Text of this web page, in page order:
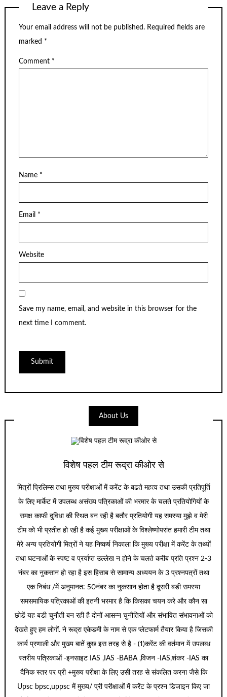
Leave a Reply
Your email address will not be published. Required fields are
marked *
Comment *
Name *
Email *
Website
Save my name, email, and website in this browser for the
next time I comment.
About Us
विशेष पहल टीम रूद्रा कीओर से
मित्रों प्रिलिम्स तथा मुख्य परीक्षाओं में करेंट के बढते महत्व तथा उसकी प्रतिपूर्ति
के लिए मार्केट में उपलब्ध असंख्य पत्रिकाओं की भरमार के चलते प्रतियोगियों के
समक्ष काफी दुविधा की स्थित बन रही है बतौर प्रतियोगी यह समस्या मुझे व मेरी
टीम को भी प्रतीत हो रही है कई मुख्य परीक्षाओं के विश्लेष्णोपरांत हमारी टीम तथा
मेरे अन्य प्रतियोगी मित्रों ने यह निष्कर्ष निकाला कि मुख्य परीक्षा में करेंट के तथ्यों
तथा घटनाओं के स्पष्ट व प्रर्याप्त उल्लेख न होने के चलते करीब प्रति प्रश्न 2-3
नंबर का नुकसान हो रहा है इस हिसाब से सामान्य अध्ययन के 3 प्रश्नपत्रों तथा
एक निबंध /में अनुमानत: 50नंबर का नुकसान होता है दूसरी बडी समस्या
समसमायिक पत्रिकाओं की इतनी भरमार है कि किसका चयन करे और कौन सा
छोडें यह बडी चुनौती बन रही है दोनों आसन्न चुनौतियों और संभावित संभावनाओं को
देखते हुए हम लोगों. ने रूद्रा एकेडमी के नाम से एक प्लेटफार्म तैयार किया है जिसकी
कार्य प्रणाली और मुख्य बातें कुछ इस तरह से है - (1)करेंट की वर्तमान में उपलब्ध
स्तरीय पत्रिकाओं -इनसाइट IAS ,IAS -BABA ,विजन -IAS,शंकर -IAS का
दैनिक स्तर पर प्री +मुख्य परीक्षा के लिए उसी तरह से संकलित करना जैसे कि
Upsc bpsc,uppsc में मुख्य/ प्री परीक्षाओं में करेंट के प्रश्न डिजाइन किए जा